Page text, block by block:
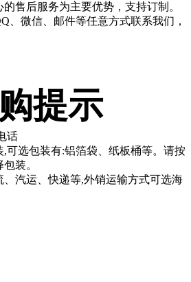
售后服务为主要优势，支持订制。
、微信、邮件等任意方式联系我们，
提示
话
,可选包装有:铝箔袋、纸板桶等。请按
装。
、汽运、快递等,外销运输方式可选海